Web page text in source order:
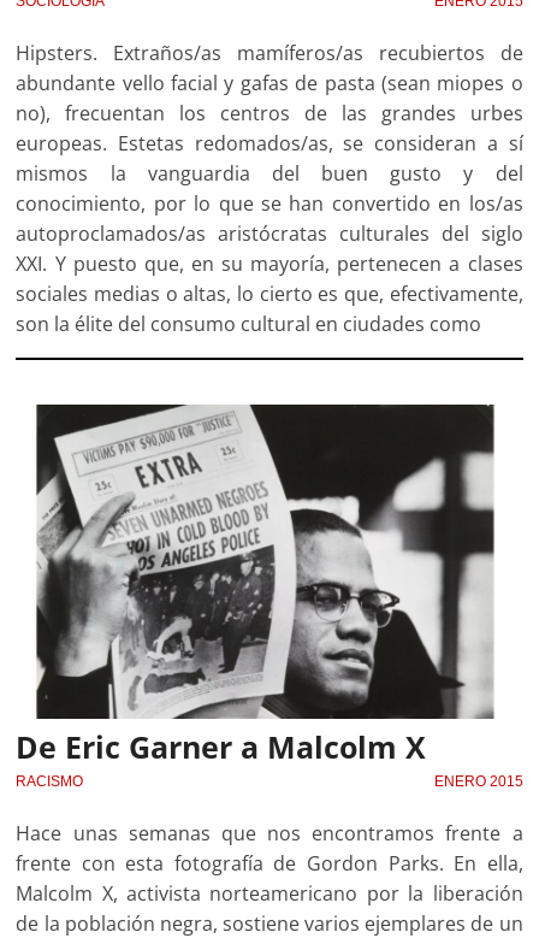
Hipsters. Extraños/as mamíferos/as recubiertos de
abundante vello facial y gafas de pasta (sean miopes o
no), frecuentan los centros de las grandes urbes
europeas. Estetas redomados/as, se consideran a sí
mismos la vanguardia del buen gusto y del
conocimiento, por lo que se han convertido en los/as
autoproclamados/as aristócratas culturales del siglo
XXI. Y puesto que, en su mayoría, pertenecen a clases
sociales medias o altas, lo cierto es que, efectivamente,
son la élite del consumo cultural en ciudades como
De Eric Garner a Malcolm X
RACISMO ENERO 2015
Hace unas semanas que nos encontramos frente a
frente con esta fotografía de Gordon Parks. En ella,
Malcolm X, activista norteamericano por la liberación
de la población negra, sostiene varios ejemplares de un